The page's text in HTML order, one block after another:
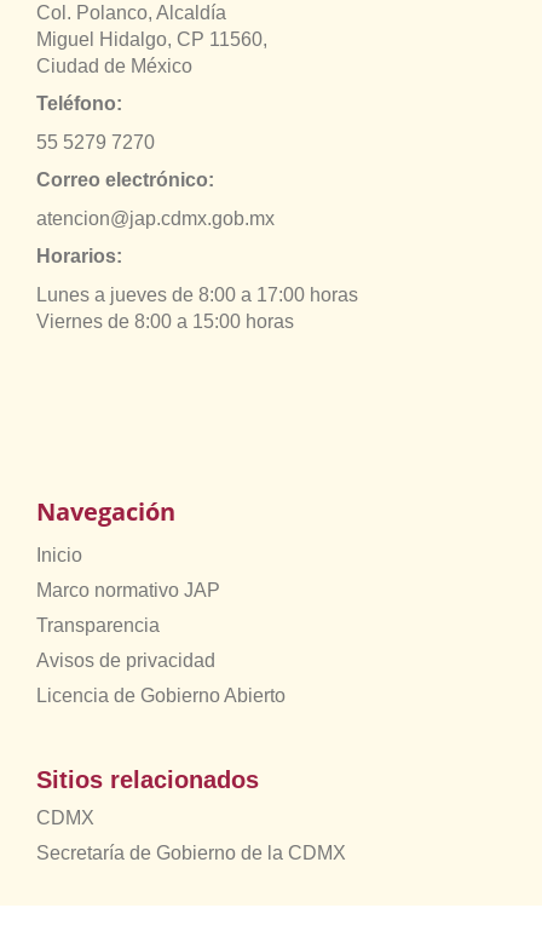
Col. Polanco, Alcaldía
Miguel Hidalgo, CP 11560,
Ciudad de México
Teléfono:
55 5279 7270
Correo electrónico:
atencion@jap.cdmx.gob.mx
Horarios:
Lunes a jueves de 8:00 a 17:00 horas
Viernes de 8:00 a 15:00 horas
Navegación
Inicio
Marco normativo JAP
Transparencia
Avisos de privacidad
Licencia de Gobierno Abierto
Sitios relacionados
CDMX
Secretaría de Gobierno de la CDMX